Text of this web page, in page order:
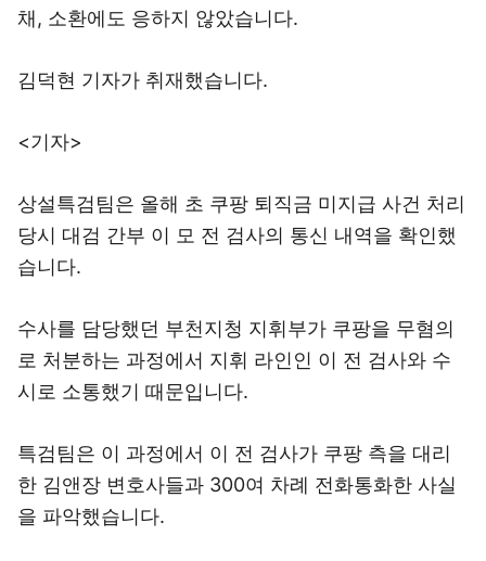
채, 소환에도 응하지 않았습니다.
김덕현 기자가 취재했습니다.
<기자>
상설특검팀은 올해 초 쿠팡 퇴직금 미지급 사건 처리
당시 대검 간부 이 모 전 검사의 통신 내역을 확인했
습니다.
수사를 담당했던 부천지청 지휘부가 쿠팡을 무혐의
로 처분하는 과정에서 지휘 라인인 이 전 검사와 수
시로 소통했기 때문입니다.
특검팀은 이 과정에서 이 전 검사가 쿠팡 측을 대리
한 김앤장 변호사들과 300여 차례 전화통화한 사실
을 파악했습니다.